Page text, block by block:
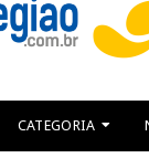
CATEGORIA